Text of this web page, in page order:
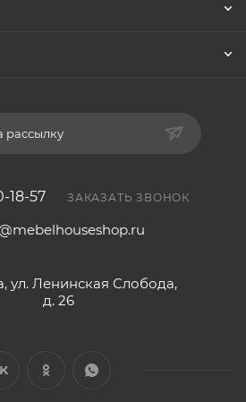
рассылку
18-57 ЗАКАЗАТЬ ЗВОНОК
ул. Ленинская Слобода,
д. 26